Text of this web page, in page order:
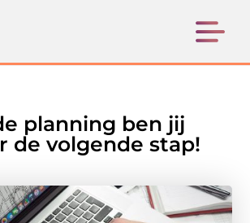
planning ben jij
de volgende stap!